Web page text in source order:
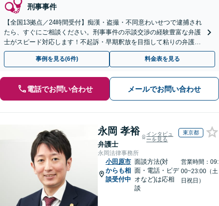
刑事事件
【全国13拠点／24時間受付】痴漢・盗撮・不同意わいせつで逮捕され
たら、すぐにご相談ください。刑事事件の示談交渉の経験豊富な弁護
士がスピード対応します！不起訴・早期釈放を目指して粘りの弁護活
動を行います。
事例を見る(6件) 料金表を見る
電話でお問い合わせ メールでお問い合わせ
永岡 孝裕
弁護士
インタビュ
ーを見る
東京都
永岡法律事務所
小田原市
からも相
談受付中
面談方法(対
面・電話・ビデ
オなど)は応相
談
営業時間：09:
00~23:00（土
日祝日）